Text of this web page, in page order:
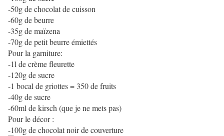
-50g de chocolat de cuisson
-60g de beurre
-35g de maïzena
-70g de petit beurre émiettés
Pour la garniture:
-1l de crème fleurette
-120g de sucre
-1 bocal de griottes = 350 de fruits
-40g de sucre
-60ml de kirsch (que je ne mets pas)
Pour le décor :
-100g de chocolat noir de couverture